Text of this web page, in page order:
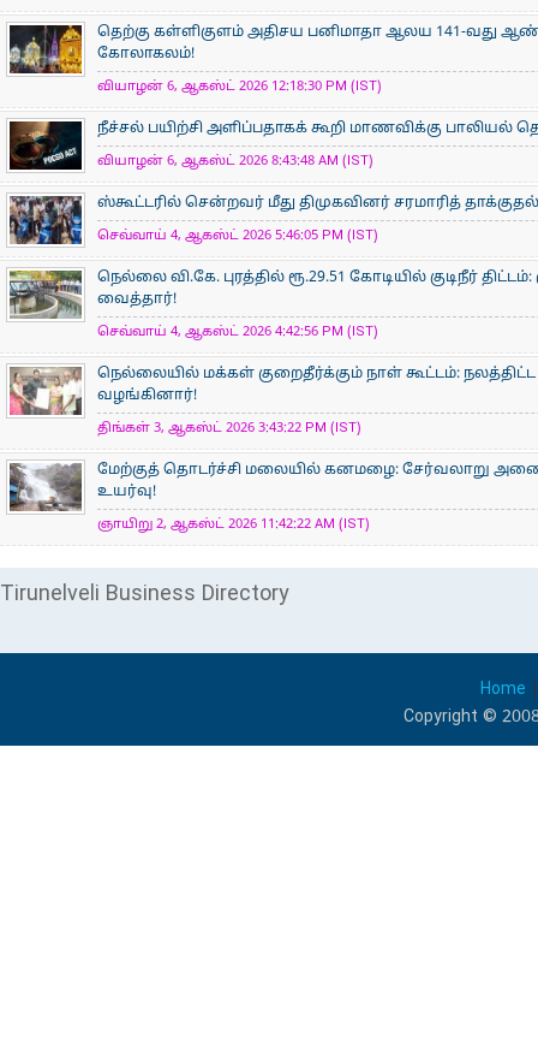
தெற்கு கள்ளிகுளம் அதிசய பனிமாதா ஆலய 141-வது
கோலாகலம்!
வியாழன் 6, ஆகஸ்ட் 2026 12:18:30 PM (IST)
நீச்சல் பயிற்சி அளிப்பதாகக் கூறி மாணவிக்கு
வியாழன் 6, ஆகஸ்ட் 2026 8:43:48 AM (IST)
ஸ்கூட்டரில் சென்றவர் மீது திமுகவினர் சரமாரித்
செவ்வாய் 4, ஆகஸ்ட் 2026 5:46:05 PM (IST)
நெல்லை வி.கே. புரத்தில் ரூ.29.51 கோடியில் குடிநீர்
வைத்தார்!
செவ்வாய் 4, ஆகஸ்ட் 2026 4:42:56 PM (IST)
நெல்லையில் மக்கள் குறைதீர்க்கும் நாள் கூட்டம்:
வழங்கினார்!
திங்கள் 3, ஆகஸ்ட் 2026 3:43:22 PM (IST)
மேற்குத் தொடர்ச்சி மலையில் கனமழை: சேர்வலாறு அணை
உயர்வு!
ஞாயிறு 2, ஆகஸ்ட் 2026 11:42:22 AM (IST)
Tirunelveli Business Directory
Home
Copyright ©